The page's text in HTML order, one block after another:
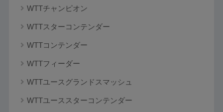
WTTチャンピオン
WTTスターコンテンダー
WTTコンテンダー
WTTフィーダー
WTTユースグランドスマッシュ
WTTユーススターコンテンダー